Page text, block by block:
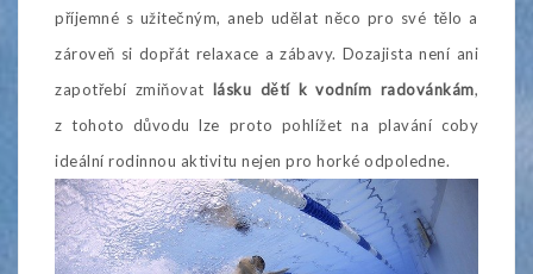
příjemné s užitečným, aneb udělat něco pro své tělo a
zároveň si dopřát relaxace a zábavy. Dozajista není ani
zapotřebí zmiňovat lásku dětí k vodním radovánkám,
z tohoto důvodu lze proto pohlížet na plavání coby
ideální rodinnou aktivitu nejen pro horké odpoledne.